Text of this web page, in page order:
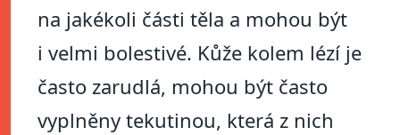
na jakékoli části těla a mohou být
i velmi bolestivé. Kůže kolem lézí je
často zarudlá, mohou být často
vyplněny tekutinou, která z nich